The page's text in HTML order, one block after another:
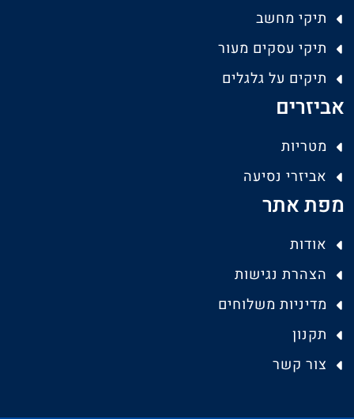
תיקי מחשב
תיקי עסקים מעור
תיקים על גלגלים
אביזרים
מטריות
אביזרי נסיעה
מפת אתר
אודות
הצהרת נגישות
מדיניות משלוחים
תקנון
צור קשר